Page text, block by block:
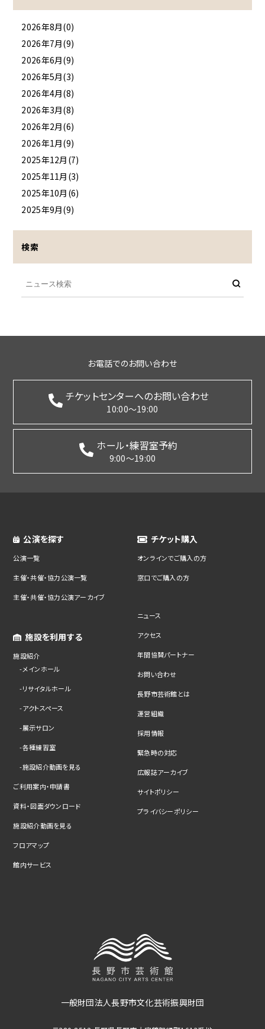
2026年8月(0)
2026年7月(9)
2026年6月(9)
2026年5月(3)
2026年4月(8)
2026年3月(8)
2026年2月(6)
2026年1月(9)
2025年12月(7)
2025年11月(3)
2025年10月(6)
2025年9月(9)
検索
お電話でのお問い合わせ
チケットセンターへのお問い合わせ
10:00～19:00
ホール・練習室予約
9:00～19:00
公演を探す
公演一覧
主催・共催・協力公演一覧
主催・共催・協力公演アーカイブ
施設を利用する
施設紹介
メインホール
リサイタルホール
アクトスペース
展示サロン
各種練習室
施設紹介動画を見る
ご利用案内・申請書
資料・図面ダウンロード
施設紹介動画を見る
フロアマップ
館内サービス
チケット購入
オンラインでご購入の方
窓口でご購入の方
ニュース
アクセス
年間協賛パートナー
お問い合わせ
長野市芸術館とは
運営組織
採用情報
緊急時の対応
広報誌アーカイブ
サイトポリシー
プライバシーポリシー
一般財団法人長野市文化芸術振興財団